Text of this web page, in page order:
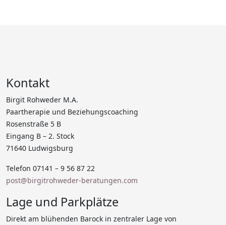
Kontakt
Birgit Rohweder M.A.
Paartherapie und Beziehungscoaching
Rosenstraße 5 B
Eingang B – 2. Stock
71640 Ludwigsburg
Telefon 07141 – 9 56 87 22
post@birgitrohweder-beratungen.com
Lage und Parkplätze
Direkt am blühenden Barock in zentraler Lage von